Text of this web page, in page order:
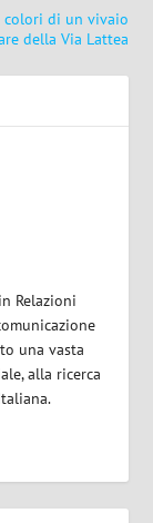
colori di un vivaio
della Via Lattea
Relazioni
una vasta
alla ricerca